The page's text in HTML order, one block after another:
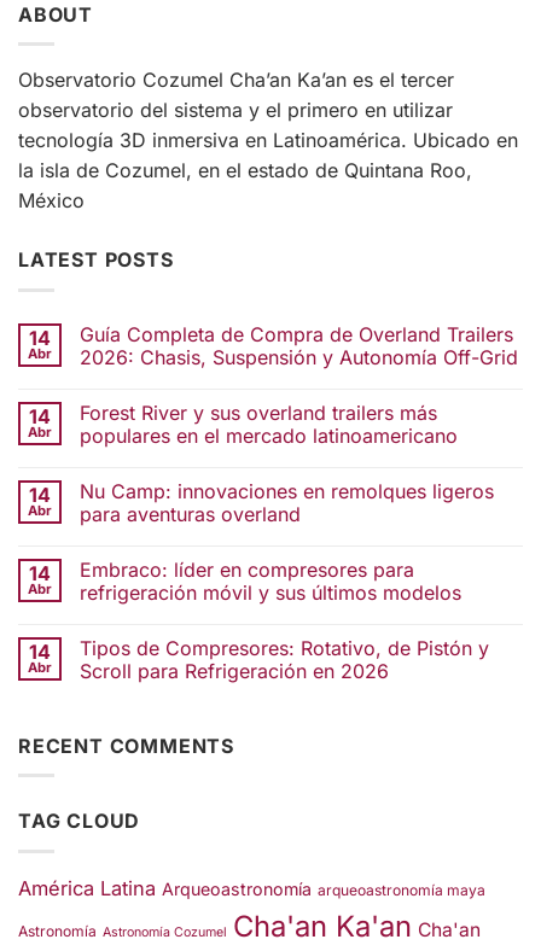
ABOUT
Observatorio Cozumel Cha’an Ka’an es el tercer
observatorio del sistema y el primero en utilizar
tecnología 3D inmersiva en Latinoamérica. Ubicado en
la isla de Cozumel, en el estado de Quintana Roo,
México
LATEST POSTS
14
Abr
Guía Completa de Compra de Overland Trailers
2026: Chasis, Suspensión y Autonomía Off-Grid
14
Abr
Forest River y sus overland trailers más
populares en el mercado latinoamericano
14
Abr
Nu Camp: innovaciones en remolques ligeros
para aventuras overland
14
Abr
Embraco: líder en compresores para
refrigeración móvil y sus últimos modelos
14
Abr
Tipos de Compresores: Rotativo, de Pistón y
Scroll para Refrigeración en 2026
RECENT COMMENTS
TAG CLOUD
América Latina Arqueoastronomía arqueoastronomía maya
Astronomía Astronomía Cozumel Cha'an Ka'an Cha'an